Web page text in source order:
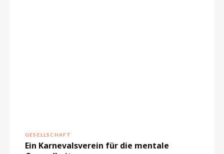
GESELLSCHAFT
Ein Karnevalsverein für die mentale